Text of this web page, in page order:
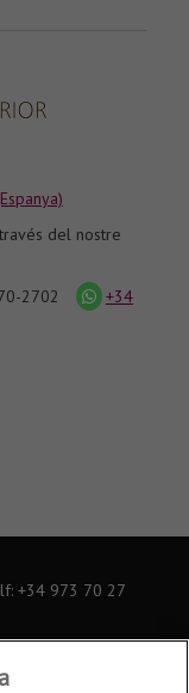
del nostre
2702
icona
whatsapp
+34
+34 973 70 27